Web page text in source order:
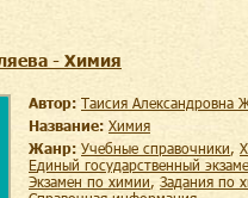
- Химия
Автор:
Таисия Александровна
Название:
Химия
Жанр:
учебные справочники,
единый государственный
экзамен по химии, задания по